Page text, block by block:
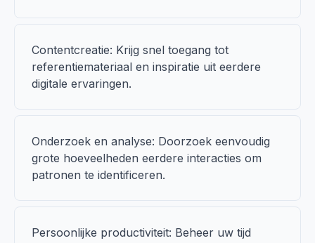
Contentcreatie: Krijg snel toegang tot
referentiemateriaal en inspiratie uit eerdere
digitale ervaringen.
Onderzoek en analyse: Doorzoek eenvoudig
grote hoeveelheden eerdere interacties om
patronen te identificeren.
Persoonlijke productiviteit: Beheer uw tijd